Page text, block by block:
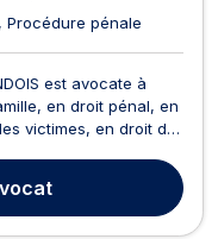
Procédure pénale
est avocate à
en droit pénal, en
victimes, en droit du
la famille, Maître